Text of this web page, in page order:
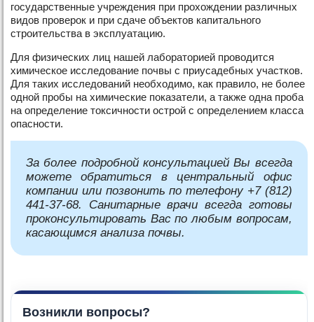
государственные учреждения при прохождении различных
видов проверок и при сдаче объектов капитального
строительства в эксплуатацию.
Для физических лиц нашей лабораторией проводится
химическое исследование почвы с приусадебных участков.
Для таких исследований необходимо, как правило, не более
одной пробы на химические показатели, а также одна проба
на определение токсичности острой с определением класса
опасности.
За более подробной консультацией Вы всегда
можете обратиться в центральный офис
компании или позвонить по телефону +7 (812)
441-37-68. Санитарные врачи всегда готовы
проконсультировать Вас по любым вопросам,
касающимся анализа почвы.
Возникли вопросы?